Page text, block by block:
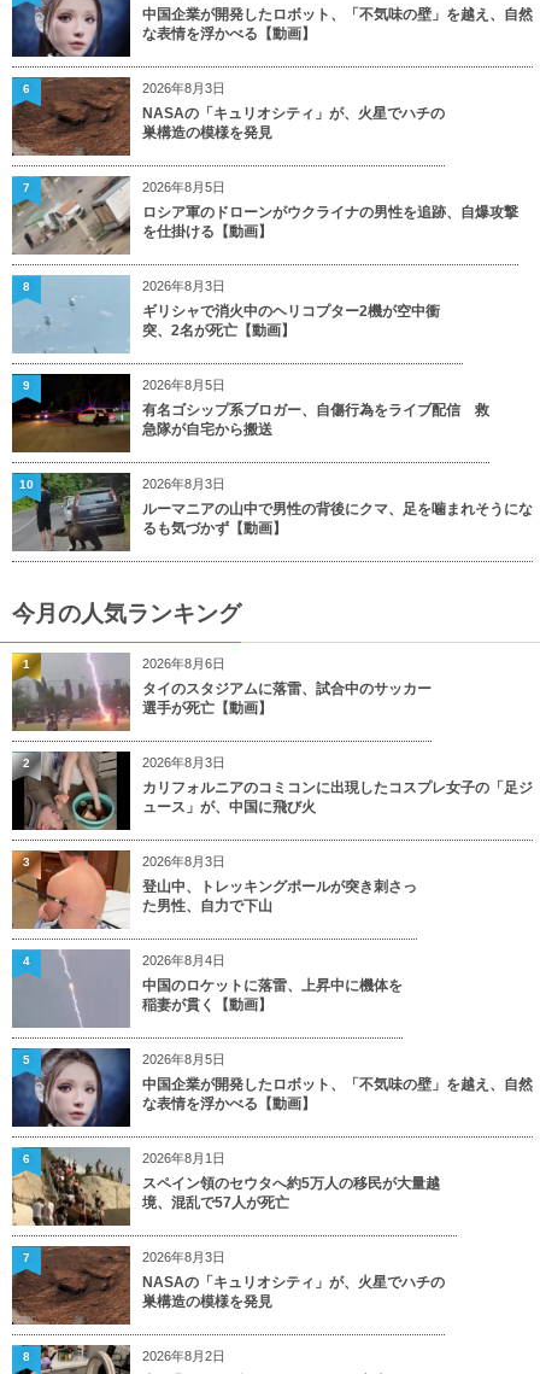
中国企業が開発したロボット、「不気味の壁」を越え、自然
な表情を浮かべる【動画】
2026年8月3日
NASAの「キュリオシティ」が、火星でハチの
巣構造の模様を発見
6
2026年8月5日
ロシア軍のドローンがウクライナの男性を追跡、自爆攻撃
を仕掛ける【動画】
7
2026年8月3日
ギリシャで消火中のヘリコプター2機が空中衝
突、2名が死亡【動画】
8
2026年8月5日
有名ゴシップ系ブロガー、自傷行為をライブ配信 救
急隊が自宅から搬送
9
2026年8月3日
ルーマニアの山中で男性の背後にクマ、足を噛まれそうにな
るも気づかず【動画】
10
今月の人気ランキング
2026年8月6日
タイのスタジアムに落雷、試合中のサッカー
選手が死亡【動画】
1
2026年8月3日
カリフォルニアのコミコンに出現したコスプレ女子の「足ジ
ュース」が、中国に飛び火
2
2026年8月3日
登山中、トレッキングポールが突き刺さっ
た男性、自力で下山
3
2026年8月4日
中国のロケットに落雷、上昇中に機体を
稲妻が貫く【動画】
4
2026年8月5日
中国企業が開発したロボット、「不気味の壁」を越え、自然
な表情を浮かべる【動画】
5
2026年8月1日
スペイン領のセウタへ約5万人の移民が大量越
境、混乱で57人が死亡
6
2026年8月3日
NASAの「キュリオシティ」が、火星でハチの
巣構造の模様を発見
7
2026年8月2日
8